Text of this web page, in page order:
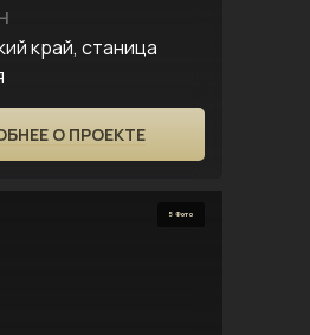
край, станица
О ПРОЕКТЕ
5 Фото